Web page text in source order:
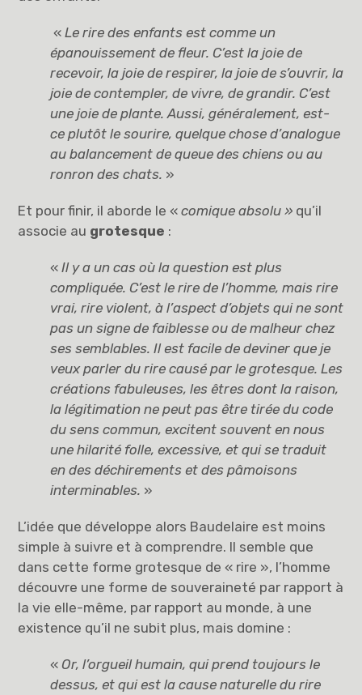
«Le rire des enfants est comme un
épanouissement de fleur. C’est la joie de
recevoir, la joie de respirer, la joie de s’ouvrir, la
joie de contempler, de vivre, de grandir. C’est
une joie de plante. Aussi, généralement, est-
ce plutôt le sourire, quelque chose d’analogue
au balancement de queue des chiens ou au
ronron des chats. »
Et pour finir, il aborde le «comique absolu » qu’il
associe au grotesque :
«Il y a un cas où la question est plus
compliquée. C’est le rire de l’homme, mais rire
vrai, rire violent, à l’aspect d’objets qui ne sont
pas un signe de faiblesse ou de malheur chez
ses semblables. Il est facile de deviner que je
veux parler du rire causé par le grotesque. Les
créations fabuleuses, les êtres dont la raison,
la légitimation ne peut pas être tirée du code
du sens commun, excitent souvent en nous
une hilarité folle, excessive, et qui se traduit
en des déchirements et des pâmoisons
interminables. »
L’idée que développe alors Baudelaire est moins
simple à suivre et à comprendre. Il semble que
dans cette forme grotesque de « rire », l’homme
découvre une forme de souveraineté par rapport à
la vie elle-même, par rapport au monde, à une
existence qu’il ne subit plus, mais domine :
« Or, l’orgueil humain, qui prend toujours le
dessus, et qui est la cause naturelle du rire